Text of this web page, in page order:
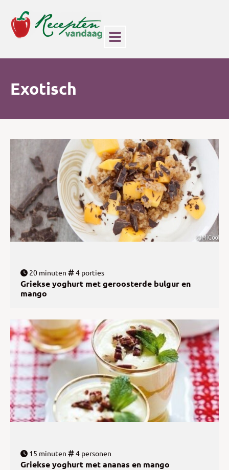
Exotisch
20 minuten 4 porties
Griekse yoghurt met geroosterde bulgur en
mango
15 minuten 4 personen
Griekse yoghurt met ananas en mango